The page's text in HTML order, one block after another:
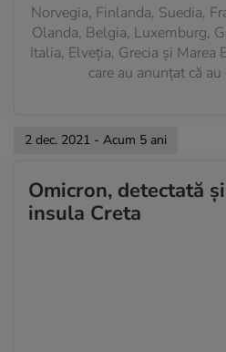
Norvegia, Finlanda, Suedia,
Olanda, Belgia, Luxemburg,
Italia, Elveția, Grecia și Marea
care au anunțat că
2 dec. 2021 - Acum 5 ani
Omicron, detectată
insula Creta